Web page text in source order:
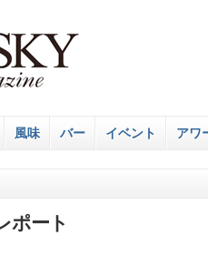
風味 バー イベント アワ
ポート